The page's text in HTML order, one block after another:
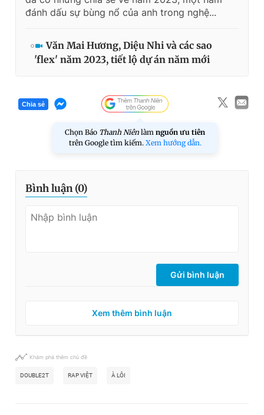
đánh dấu sự bùng nổ của anh trong nghệ...
Văn Mai Hương, Diệu Nhi và các sao
'flex' năm 2023, tiết lộ dự án năm mới
Chia sẻ
Chọn Báo Thanh Niên làm nguồn ưu tiên
trên Google tìm kiếm. Xem hướng dẫn.
Bình luận (0)
Gửi bình luận
Xem thêm bình luận
Khám phá thêm chủ đề
DOUBLE2T RAP VIỆT À LÔI